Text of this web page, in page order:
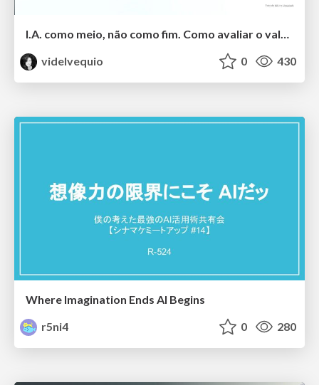
I.A. como meio, não como fim. Como avaliar o valor entregue?
videlvequio
0 430
Where Imagination Ends AI Begins
r5ni4
0 280